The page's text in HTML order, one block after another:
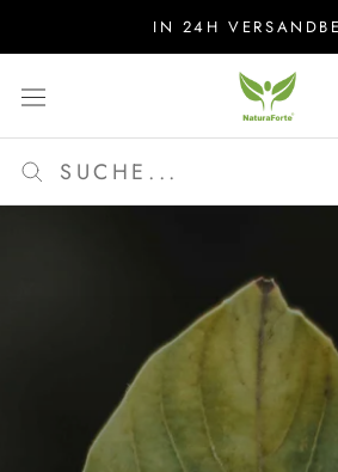
zum
Inhalt
IN 24H